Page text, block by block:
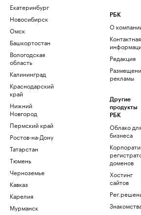
Екатеринбург
Новосибирск
Омск
Башкортостан
Вологодская
область
Калининград
Краснодарский
край
Нижний
Новгород
Пермский край
Ростов-на-Дону
Татарстан
Тюмень
Черноземье
Кавказ
Карелия
Мурманск
РБК
О
Контактная
Редакция
рекламы
Другие
продукты
РБК
Облако
бизнеса
доменов
Хостинг
сайтов